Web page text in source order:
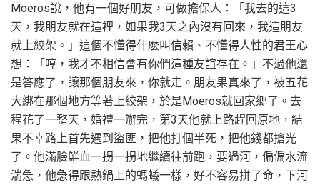
Moeros說，他有一個好朋友，可做擔保人：「我去的這3
天，我朋友就在這裡，如果我3天之內沒有回來，我這朋友
就上絞架。」這個不懂得什麽叫信賴、不懂得人性的君王心
想：「哼，我才不相信會有你們這種友誼存在。」不過他還
是答應了，讓那個朋友來，你就走。朋友果真來了，被五花
大綁在那個地方等著上絞架，於是Moeros就回家鄉了。去
程花了一整天，婚禮一辦完，第3天他就上路趕回原地，結
果不幸路上首先遇到盜匪，把他打個半死，把他錢都搶光
了。他滿臉鮮血一拐一拐地繼續往前跑，要過河，偏偏水流
湍急，他急得跟熱鍋上的螞蟻一樣，好不容易拼了命，下河